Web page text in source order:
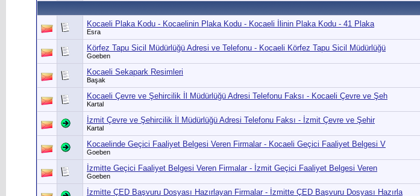
Kocaeli Plaka Kodu - Kocaelinin Plaka Kodu - Kocaeli İlinin Plaka Kodu - 41 Plaka
Esra
Körfez Tapu Sicil Müdürlüğü Adresi ve Telefonu - Kocaeli Körfez Tapu Sicil Müdürlüğü
Goeben
Kocaeli Sekapark Resimleri
Başak
Kocaeli Çevre ve Şehircilik İl Müdürlüğü Adresi Telefonu Faksı - Kocaeli Çevre ve Şeh
Kartal
İzmit Çevre ve Şehircilik İl Müdürlüğü Adresi Telefonu Faksı - İzmit Çevre ve Şehir
Kartal
Kocaelinde Geçici Faaliyet Belgesi Veren Firmalar - Kocaeli Geçici Faaliyet Belgesi V
Goeben
İzmitte Geçici Faaliyet Belgesi Veren Firmalar - İzmit Geçici Faaliyet Belgesi Veren
Goeben
İzmitte ÇED Başvuru Dosyası Hazırlayan Firmalar - İzmitte ÇED Başvuru Dosyası Hazırla